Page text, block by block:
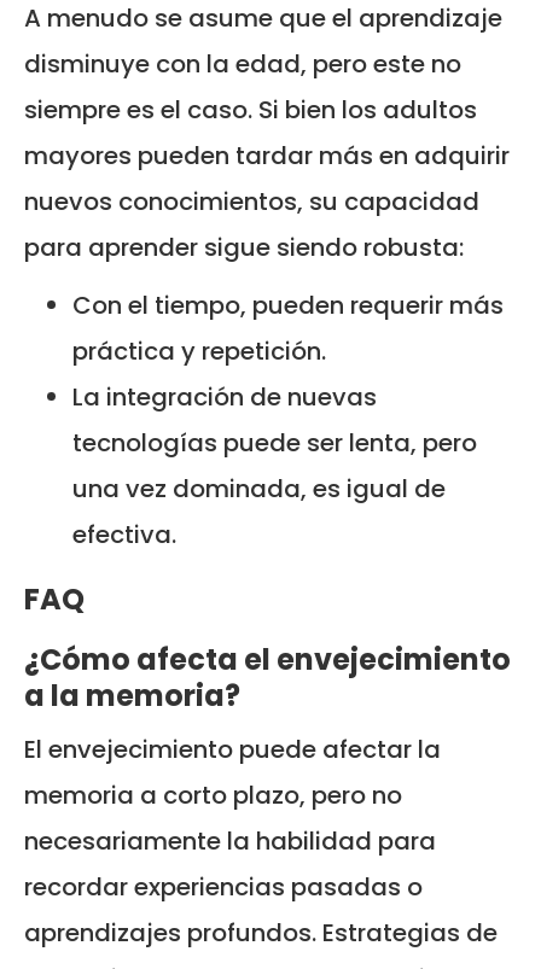
A menudo se asume que el aprendizaje
disminuye con la edad, pero este no
siempre es el caso. Si bien los adultos
mayores pueden tardar más en adquirir
nuevos conocimientos, su capacidad
para aprender sigue siendo robusta:
Con el tiempo, pueden requerir más
práctica y repetición.
La integración de nuevas
tecnologías puede ser lenta, pero
una vez dominada, es igual de
efectiva.
FAQ
¿Cómo afecta el envejecimiento
a la memoria?
El envejecimiento puede afectar la
memoria a corto plazo, pero no
necesariamente la habilidad para
recordar experiencias pasadas o
aprendizajes profundos. Estrategias de